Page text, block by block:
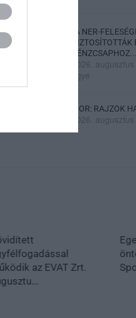
„A NER-
BIZTOSÍTOTTÁK
PÉNZCSAPHOZ...
2026.
ügye
SIOR: RAJZOK
2026.
az EVAT Zrt.